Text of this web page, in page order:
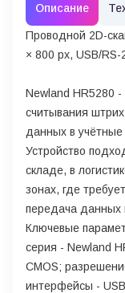
Описание
Проводной 2D-
× 800 px, USB/
Newland HR5280
считывания
данных в
Устройство
складе, в
зонах, где
передача данных
Ключевые
серия - Newland
CMOS;
интерфейсы -